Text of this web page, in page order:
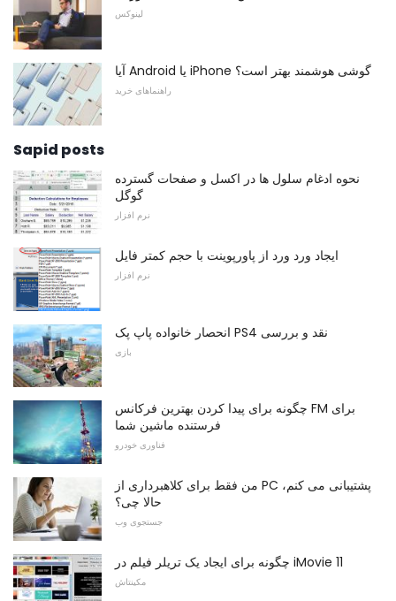
لینوکس
آیا Android یا iPhone گوشی هوشمند بهتر است؟
راهنماهای خرید
Sapid posts
نحوه ادغام سلول ها در اکسل و صفحات گسترده
گوگل
نرم افزار
ایجاد ورد ورد از پاورپوینت با حجم کمتر فایل
نرم افزار
انحصار خانواده پاپ پک PS4 نقد و بررسی
بازی
چگونه برای پیدا کردن بهترین فرکانس FM برای
فرستنده ماشین شما
فناوری خودرو
من فقط برای کلاهبرداری از PC پشتیبانی می کنم،
حالا چی؟
جستجوی وب
چگونه برای ایجاد یک تریلر فیلم در iMovie 11
مکینتاش